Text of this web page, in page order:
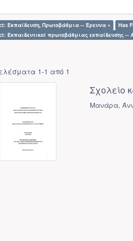
Εκπαίδευση, Πρωτοβάθμια -- Έρευνα × Has
Εκπαιδευτικοί πρωτοβάθμιας εκπαίδευσης --
1-1 από 1
Σχολείο
Μανάρα,